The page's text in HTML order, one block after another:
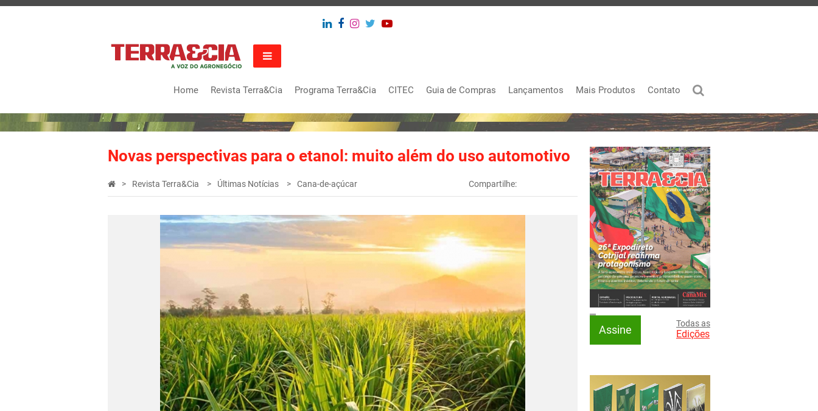
Home Revista Terra&Cia Programa Terra&Cia CITEC Guia de Compras Lançamentos Mais Produtos Contato
Novas perspectivas para o etanol: muito além do uso automotivo
Revista Terra&Cia Últimas Notícias Cana-de-açúcar Compartilhe:
Assine Todas as
Edições